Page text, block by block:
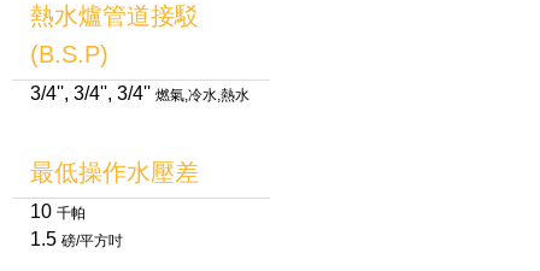
熱水爐管道接駁
(B.S.P)
3/4'', 3/4'', 3/4'' 燃氣,冷水,熱水
最低操作水壓差
10 千帕
1.5 磅/平方吋